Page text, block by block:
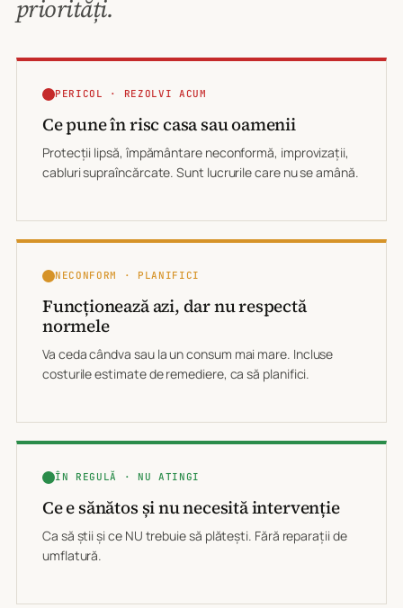
priorități.
PERICOL · REZOLVI ACUM
Ce pune în risc casa sau oamenii
Protecții lipsă, împământare neconformă, improvizații,
cabluri supraîncărcate. Sunt lucrurile care nu se amână.
NECONFORM · PLANIFICI
Funcționează azi, dar nu respectă
normele
Va ceda cândva sau la un consum mai mare. Incluse
costurile estimate de remediere, ca să planifici.
ÎN REGULĂ · NU ATINGI
Ce e sănătos și nu necesită intervenție
Ca să știi și ce NU trebuie să plătești. Fără reparații de
umflatură.